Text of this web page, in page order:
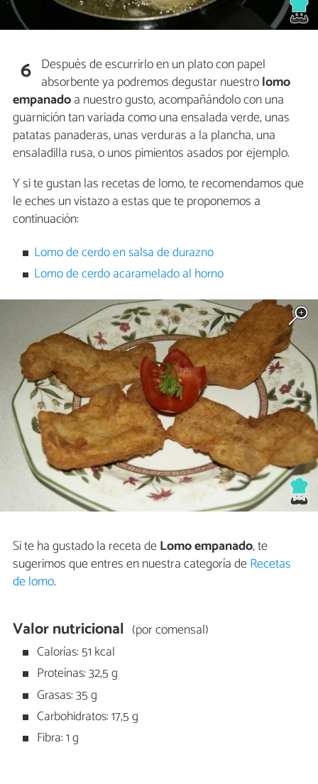
6 Después de escurrirlo en un plato con papel
absorbente ya podremos degustar nuestrolomo
empanadoa nuestro gusto, acompañándolo con una
guarnición tan variada como una ensalada verde, unas
patatas panaderas, unas verduras a la plancha, una
ensaladilla rusa, o unos pimientos asados por ejemplo.
Y si te gustan las recetas de lomo, te recomendamos que
le eches un vistazo a estas que te proponemos a
continuación:
Lomo de cerdo en salsa de durazno
Lomo de cerdo acaramelado al horno
Si te ha gustado la receta deLomo empanado, te
sugerimos que entres en nuestra categoría deRecetas
de lomo.
Valor nutricional (por comensal)
Calorías: 51 kcal
Proteínas: 32,5 g
Grasas: 35 g
Carbohidratos: 17,5 g
Fibra: 1 g